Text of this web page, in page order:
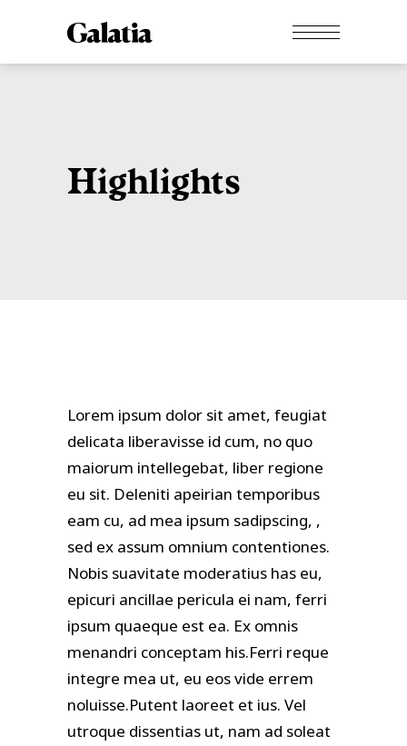
Highlights
Lorem ipsum dolor sit amet, feugiat
delicata liberavisse id cum, no quo
maiorum intellegebat, liber regione
eu sit. Deleniti apeirian temporibus
eam cu, ad mea ipsum sadipscing, ,
sed ex assum omnium contentiones.
Nobis suavitate moderatius has eu,
epicuri ancillae pericula ei nam, ferri
ipsum quaeque est ea. Ex omnis
menandri conceptam his.Ferri reque
integre mea ut, eu eos vide errem
noluisse.Putent laoreet et ius. Vel
utroque dissentias ut, nam ad soleat